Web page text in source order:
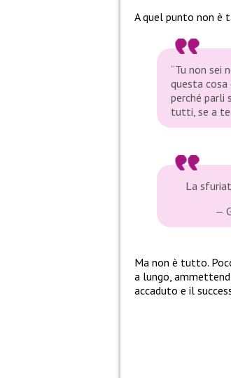
A quel punto non è
“Tu non sei
questa cosa
perché parli
tutti, se a te
La
—
Ma non è tutto.
a lungo,
accaduto e il